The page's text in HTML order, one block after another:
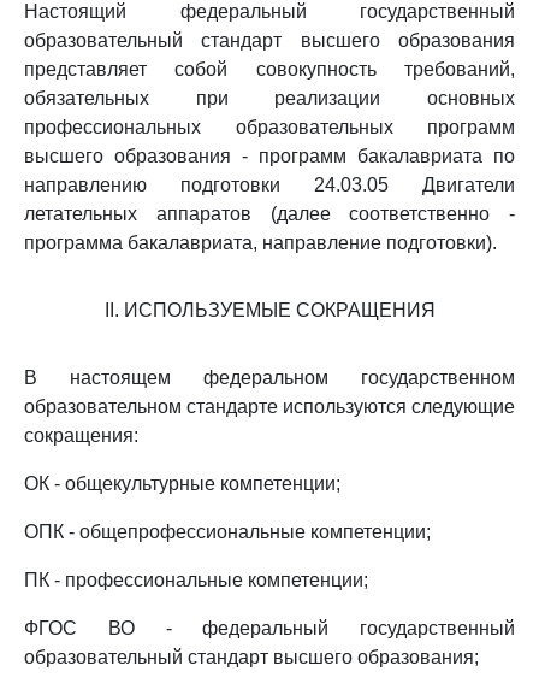
Настоящий федеральный государственный
образовательный стандарт высшего образования
представляет собой совокупность требований,
обязательных при реализации основных
профессиональных образовательных программ
высшего образования - программ бакалавриата по
направлению подготовки 24.03.05 Двигатели
летательных аппаратов (далее соответственно -
программа бакалавриата, направление подготовки).
II. ИСПОЛЬЗУЕМЫЕ СОКРАЩЕНИЯ
В настоящем федеральном государственном
образовательном стандарте используются следующие
сокращения:
ОК - общекультурные компетенции;
ОПК - общепрофессиональные компетенции;
ПК - профессиональные компетенции;
ФГОС ВО - федеральный государственный
образовательный стандарт высшего образования;